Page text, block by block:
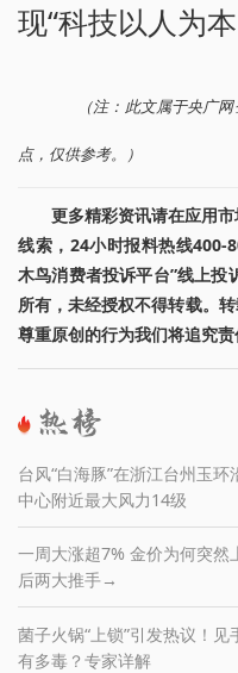
现“科技以人为
（注：此文属于央广
点，仅供参考。）
更多精彩资讯请在应用
线索，24小时报料热线400-
木鸟消费者投诉平台”线上投
所有，未经授权不得转载。
尊重原创的行为我们将追究责
台风“白海豚”在浙江台州玉环
中心附近最大风力14级
一周大涨超7% 金价为何突然
后两大推手→
菌子火锅“上锁”引发热议！见
有多毒？专家详解